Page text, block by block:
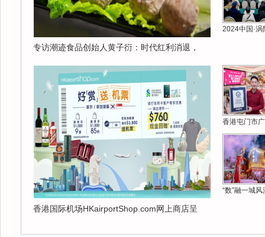
专访潮迹食品创始人黄子衍：时代红利消退，
2024中国·涡
香港国际机场HKairportShop.com网上商店呈
香港屯门市
“数”融一城风